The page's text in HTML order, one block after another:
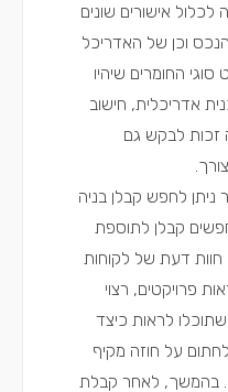
אישורים שונים
וכן של האדריכל
החומרים שיהיו
אדריכלית, חישוב
זכות לבקש גם
ניתן לחפש קבלן בניה
קבלן לתוספת
דעת של לקוחות
פרויקטים, רצוי
לראות כיצד
על חוזה מקיף
בהמשך, לאחר קבלת